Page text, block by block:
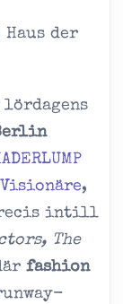
Haus der
Visionäre,
intill
The
fashion